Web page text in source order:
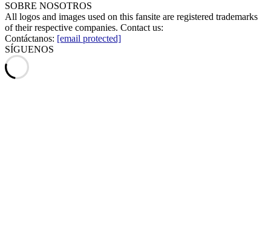
SOBRE NOSOTROS
All logos and images used on this fansite are registered trademarks
of their respective companies. Contact us:
Contáctanos: [email protected]
SÍGUENOS